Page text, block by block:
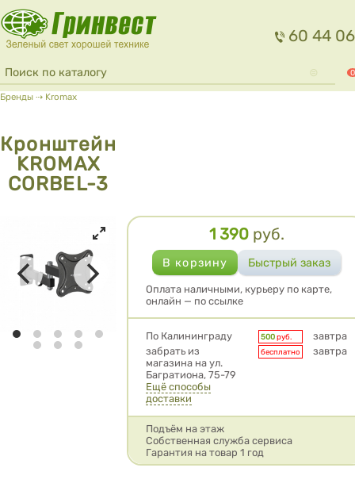
Перейти к основному содержанию
60 44 06
Форма поиска
Поиск 0
Вы здесь
Бренды ⇢ Kromax
Кронштейн
KROMAX
CORBEL-3
Цена
1 390 руб.
Оплата наличными, курьеру по карте,
онлайн — по ссылке
Условия доставки
По Калининграду 500 руб.
завтра
забрать из
магазина на ул.
Багратиона, 75-79
бесплатно завтра
Ещё способы
доставки
Подъём на этаж
Собственная служба сервиса
Гарантия на товар 1 год